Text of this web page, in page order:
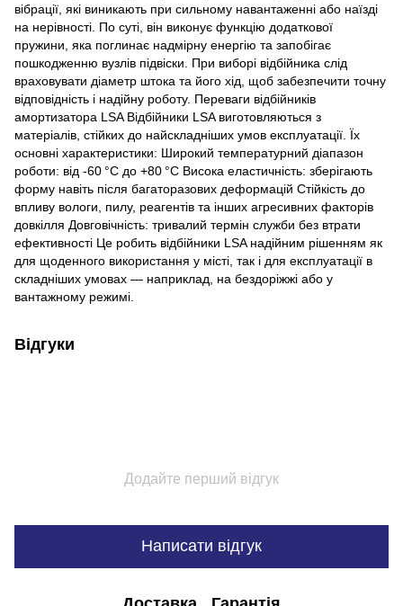
вібрації, які виникають при сильному навантаженні або наїзді
на нерівності. По суті, він виконує функцію додаткової
пружини, яка поглинає надмірну енергію та запобігає
пошкодженню вузлів підвіски. При виборі відбійника слід
враховувати діаметр штока та його хід, щоб забезпечити точну
відповідність і надійну роботу. Переваги відбійників
амортизатора LSA Відбійники LSA виготовляються з
матеріалів, стійких до найскладніших умов експлуатації. Їх
основні характеристики: Широкий температурний діапазон
роботи: від -60 °C до +80 °C Висока еластичність: зберігають
форму навіть після багаторазових деформацій Стійкість до
впливу вологи, пилу, реагентів та інших агресивних факторів
довкілля Довговічність: тривалий термін служби без втрати
ефективності Це робить відбійники LSA надійним рішенням як
для щоденного використання у місті, так і для експлуатації в
складніших умовах — наприклад, на бездоріжжі або у
вантажному режимі.
Відгуки
Додайте перший відгук
Написати відгук